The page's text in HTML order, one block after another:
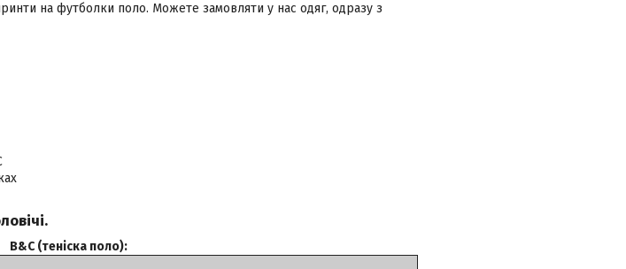
на футболки поло. Можете замовляти у нас одяг, одразу з
B&C (теніска поло):